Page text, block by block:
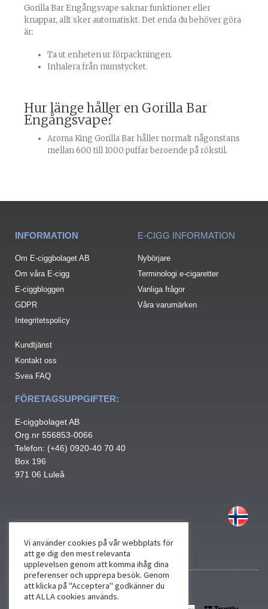
Gorilla Bar Engångsvape saknar funktioner eller
knappar, allt sker automatiskt. Det enda du behöver göra
är:
Ta ut enheten ur förpackningen.
Inhalera från munstycket.
Hur länge håller en Gorilla Bar
Engångsvape?
Aroma King Gorilla Bar håller normalt någonstans
mellan 600 till 1000 puffar beroende på rökstil.
INFORMATION
Om E-ciggbolaget AB
Om våra E-cigg
E-ciggbloggen
GDPR
Integritetspolicy
Kundtjänst
Kontakt oss
Svea FAQ
E-CIGG INFORMATION
Nybörjare
Terminologi e-cigaretter
Vanliga frågor
Våra varumärken
FÖRETAGSUPPGIFTER:
E-ciggbolaget AB
Org.nr 556853-0066
Telefon: (+46) 0920-40 70 40
Box 196
971 06 Luleå
Vi använder cookies på vår webbplats för
att ge dig den mest relevanta
upplevelsen genom att komma ihåg dina
preferenser och upprepa besök. Genom
att klicka på "Acceptera" godkänner du
att ALLA cookies används.